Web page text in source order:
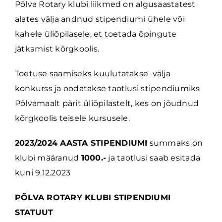
Põlva Rotary klubi liikmed on algusaastatest
alates välja andnud stipendiumi ühele või
kahele üliõpilasele, et toetada õpingute
jätkamist kõrgkoolis.
Toetuse saamiseks kuulutatakse välja
konkurss ja oodatakse taotlusi stipendiumiks
Põlvamaalt pärit üliõpilastelt, kes on jõudnud
kõrgkoolis teisele kursusele.
2023/2024 AASTA STIPENDIUMI summaks on
klubi määranud 1000.- ja taotlusi saab esitada
kuni 9.12.2023
PÕLVA ROTARY KLUBI STIPENDIUMI
STATUUT